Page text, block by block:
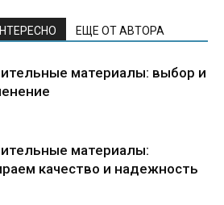
ЕЩЕ ОТ АВТОРА
материалы: выбор и
материалы:
качество и надежность